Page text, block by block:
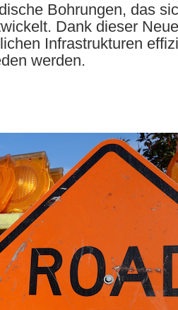
Bohrungen, das
Dank dieser
Infrastrukturen
werden.